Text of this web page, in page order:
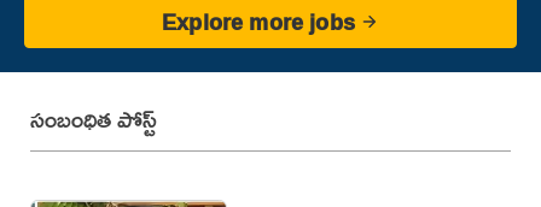
Explore more jobs
సంబంధిత పోస్ట్